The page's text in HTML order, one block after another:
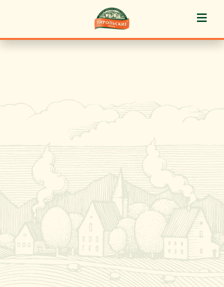
≡
Пирожные «Тирольские» ®
Торты «Тирольские» ®
Куличи
Кафе-кондитерские
Новости
Где купить
О компании